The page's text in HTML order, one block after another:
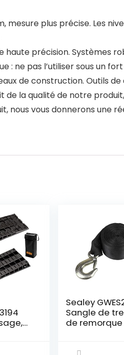
mesure plus précise. Les
précision. Systèmes
: ne pas l’utiliser sous un
de construction. Outils
de la qualité de notre
vous donnerons une
Sealey
Sangle de
de remorque